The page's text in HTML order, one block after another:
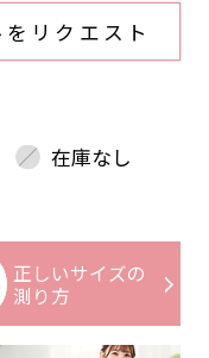
リクエスト
在庫なし
正しいサイズの
測り方